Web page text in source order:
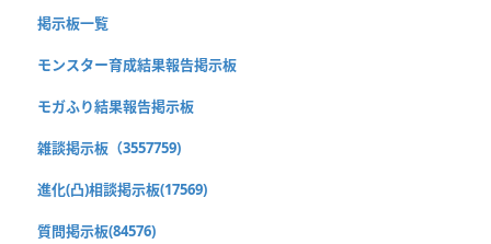
掲示板一覧
モンスター育成結果報告掲示板
モガふり結果報告掲示板
雑談掲示板（3557759)
進化(凸)相談掲示板(17569)
質問掲示板(84576)